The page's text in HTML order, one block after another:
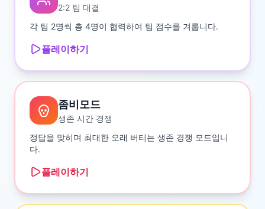
2:2 팀 대결
각 팀 2명씩 총 4명이 협력하여 팀 점수를 겨룹니다.
플레이하기
좀비모드
생존 시간 경쟁
정답을 맞히며 최대한 오래 버티는 생존 경쟁 모드입니
다.
플레이하기